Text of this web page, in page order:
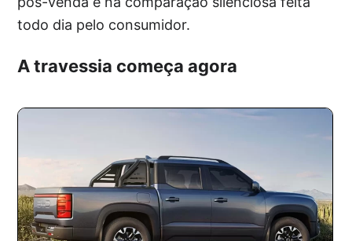
todo dia pelo consumidor.
A travessia começa agora